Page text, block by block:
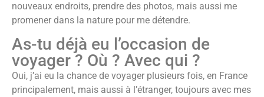
nouveaux endroits, prendre des photos, mais aussi me
promener dans la nature pour me détendre.
As-tu déjà eu l’occasion de
voyager ? Où ? Avec qui ?
Oui, j’ai eu la chance de voyager plusieurs fois, en France
principalement, mais aussi à l’étranger, toujours avec mes